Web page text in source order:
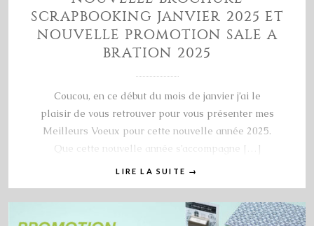
SCRAPBOOKING JANVIER 2025 ET
NOUVELLE PROMOTION SALE A
BRATION 2025
Coucou, en ce début du mois de janvier j’ai le
plaisir de vous retrouver pour vous présenter mes
Meilleurs Voeux pour cette nouvelle année 2025.
Que cette nouvelle année s’accompagne […]
LIRE LA SUITE →